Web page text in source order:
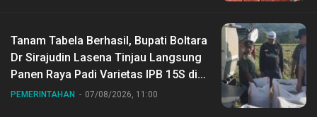
Tanam Tabela Berhasil, Bupati Boltara
Dr Sirajudin Lasena Tinjau Langsung
Panen Raya Padi Varietas IPB 15S di
Desa Gihang
PEMERINTAHAN 07/08/2026, 11:00